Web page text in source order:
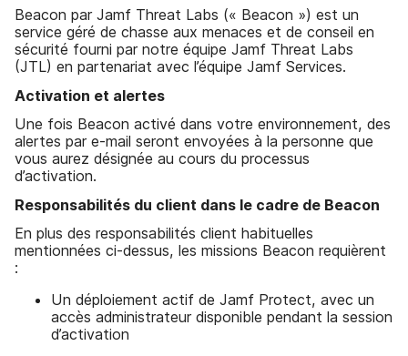
Beacon par Jamf Threat Labs (« Beacon ») est un
service géré de chasse aux menaces et de conseil en
sécurité fourni par notre équipe Jamf Threat Labs
(JTL) en partenariat avec l’équipe Jamf Services.
Activation et alertes
Une fois Beacon activé dans votre environnement, des
alertes par e-mail seront envoyées à la personne que
vous aurez désignée au cours du processus
d’activation.
Responsabilités du client dans le cadre de Beacon
En plus des responsabilités client habituelles
mentionnées ci-dessus, les missions Beacon requièrent
:
Un déploiement actif de Jamf Protect, avec un
accès administrateur disponible pendant la session
d’activation